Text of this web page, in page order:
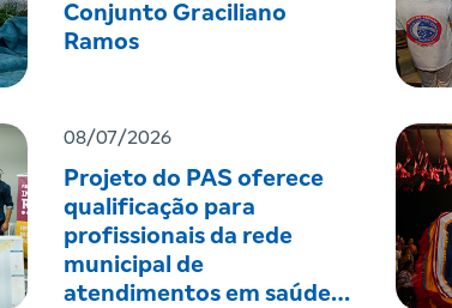
Conjunto Graciliano
Ramos
08/07/2026
Projeto do PAS oferece
qualificação para
profissionais da rede
municipal de
atendimentos em saúde